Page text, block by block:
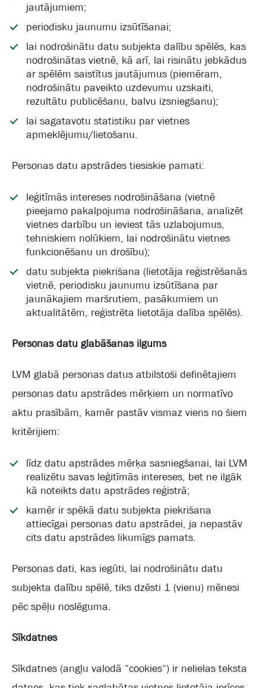
jautājumiem;
periodisku jaunumu izsūtīšanai;
lai nodrošinātu datu subjekta dalību spēlēs, kas
nodrošinātas vietnē, kā arī, lai risinātu jebkādus
ar spēlēm saistītus jautājumus (piemēram,
nodrošinātu paveikto uzdevumu uzskaiti,
rezultātu publicēšanu, balvu izsniegšanu);
lai sagatavotu statistiku par vietnes
apmeklējumu/lietošanu.
Personas datu apstrādes tiesiskie pamati:
leģitīmās intereses nodrošināšana (vietnē
pieejamo pakalpojuma nodrošināšana, analizēt
vietnes darbību un ieviest tās uzlabojumus,
tehniskiem nolūkiem, lai nodrošinātu vietnes
funkcionēšanu un drošību);
datu subjekta piekrišana (lietotāja reģistrēšanās
vietnē, periodisku jaunumu izsūtīšana par
jaunākajiem maršrutiem, pasākumiem un
aktualitātēm, reģistrēta lietotāja dalība spēlēs).
Personas datu glabāšanas ilgums
LVM glabā personas datus atbilstoši definētajiem
personas datu apstrādes mērķiem un normatīvo
aktu prasībām, kamēr pastāv vismaz viens no šiem
kritērijiem:
līdz datu apstrādes mērķa sasniegšanai, lai LVM
realizētu savas leģitīmās intereses, bet ne ilgāk
kā noteikts datu apstrādes reģistrā;
kamēr ir spēkā datu subjekta piekrišana
attiecīgai personas datu apstrādei, ja nepastāv
cits datu apstrādes likumīgs pamats.
Personas dati, kas iegūti, lai nodrošinātu datu
subjekta dalību spēlē, tiks dzēsti 1 (vienu) mēnesi
pēc spēļu noslēguma.
Sīkdatnes
Sīkdatnes (angļu valodā “cookies“) ir nelielas teksta